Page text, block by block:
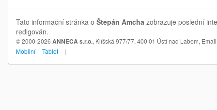
Tato informační stránka o Štepán Amcha zobrazuje poslední
redigován.
© 2000-2026 ANNECA s.r.o., Klíšská 977/77, 400 01 Ústí nad Labem,
Mobilní
Tablet |